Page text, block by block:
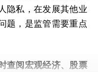
隐私，在发展其他业
题，是监管需要重点
查阅宏观经济、股票